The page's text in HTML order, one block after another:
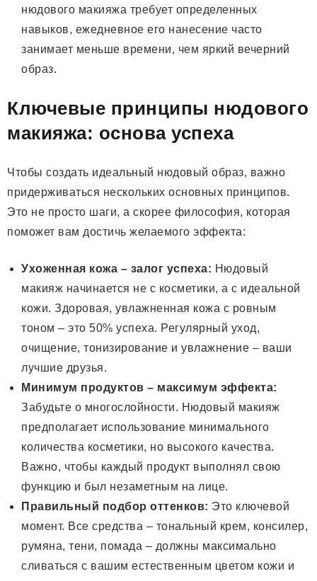
нюдового макияжа требует определенных
навыков, ежедневное его нанесение часто
занимает меньше времени, чем яркий вечерний
образ.
Ключевые принципы нюдового
макияжа: основа успеха
Чтобы создать идеальный нюдовый образ, важно
придерживаться нескольких основных принципов.
Это не просто шаги, а скорее философия, которая
поможет вам достичь желаемого эффекта:
Ухоженная кожа – залог успеха: Нюдовый
макияж начинается не с косметики, а с идеальной
кожи. Здоровая, увлажненная кожа с ровным
тоном – это 50% успеха. Регулярный уход,
очищение, тонизирование и увлажнение – ваши
лучшие друзья.
Минимум продуктов – максимум эффекта:
Забудьте о многослойности. Нюдовый макияж
предполагает использование минимального
количества косметики, но высокого качества.
Важно, чтобы каждый продукт выполнял свою
функцию и был незаметным на лице.
Правильный подбор оттенков: Это ключевой
момент. Все средства – тональный крем, консилер,
румяна, тени, помада – должны максимально
сливаться с вашим естественным цветом кожи и